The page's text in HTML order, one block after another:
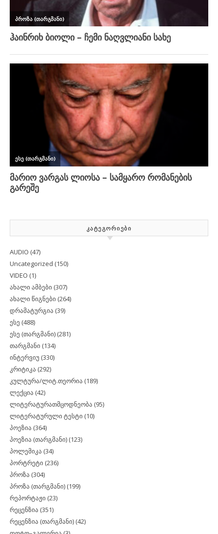
ᲙᲐᲢᲔᲒᲝᲠᲘᲔᲑᲘ
AUDIO (47)
Uncategorized (150)
VIDEO (1)
ახალი ამბები (307)
ახალი წიგნები (264)
დრამატურგია (39)
ესე (488)
ესე (თარგმანი) (281)
თარგმანი (134)
ინტერვიუ (330)
კრიტიკა (292)
კულტურა/ლიტ.თეორია (189)
ლექცია (42)
ლიტერატურათმცოდნეობა (95)
ლიტერატურული ტესტი (10)
პოეზია (364)
პოეზია (თარგმანი) (123)
პოლემიკა (34)
პორტრეტი (236)
პროზა (304)
პროზა (თარგმანი) (199)
რეპორტაჟი (23)
რეცენზია (351)
რეცენზია (თარგმანი) (42)